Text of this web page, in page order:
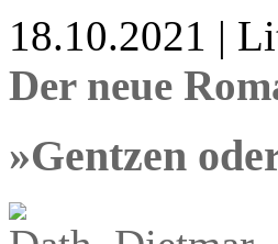
18.10.2021 |
Der neue
»Gentzen